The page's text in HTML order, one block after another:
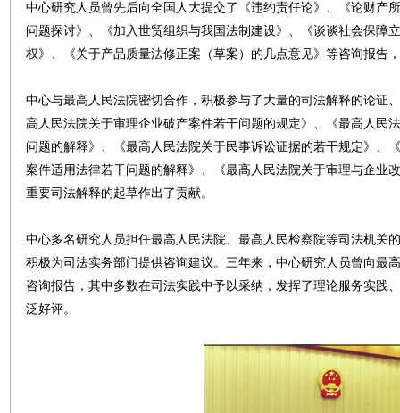
中心研究人员曾先后向全国人大提交了《违约责任论》、《论财产
问题探讨》、《加入世贸组织与我国法制建设》、《谈谈社会保障
权》、《关于产品质量法修正案（草案）的几点意见》等咨询报告
中心与最高人民法院密切合作，积极参与了大量的司法解释的论证
高人民法院关于审理企业破产案件若干问题的规定》、《最高人民
问题的解释》、《最高人民法院关于民事诉讼证据的若干规定》、
案件适用法律若干问题的解释》、《最高人民法院关于审理与企业
重要司法解释的起草作出了贡献。
中心多名研究人员担任最高人民法院、最高人民检察院等司法机关
积极为司法实务部门提供咨询建议。三年来，中心研究人员曾向最
咨询报告，其中多数在司法实践中予以采纳，发挥了理论服务实践
泛好评。